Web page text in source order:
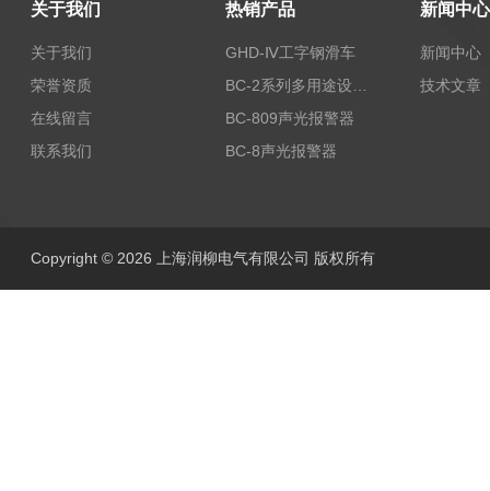
关于我们
关于我们
荣誉资质
在线留言
联系我们
热销产品
GHD-Ⅳ工字钢滑车
BC-809声光报警器
BC-8声光报警器
新闻中心
新闻中心
技术文章
Copyright © 2026 上海润柳电气有限公司 版权所有